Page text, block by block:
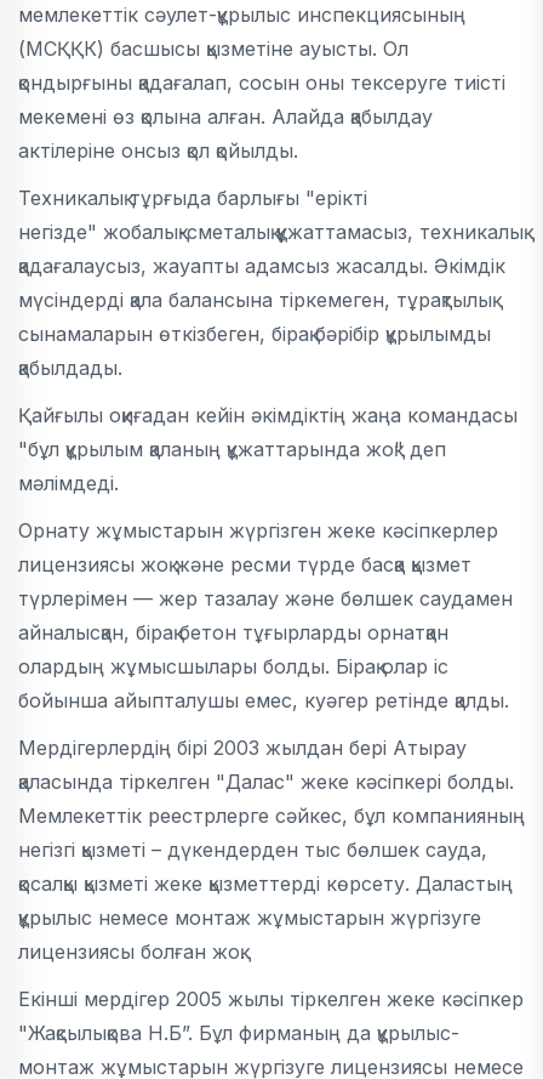
мемлекеттік сәулет-құрылыс инспекциясының
(МСҚҚК) басшысы қызметіне ауысты. Ол
қондырғыны қадағалап, сосын оны тексеруге тиісті
мекемені өз қолына алған. Алайда қабылдау
актілеріне онсыз қол қойылды.
Техникалық тұрғыда барлығы "ерікті
негізде" жобалық-сметалық құжаттамасыз, техникалық
қадағалаусыз, жауапты адамсыз жасалды. Әкімдік
мүсіндерді қала балансына тіркемеген, тұрақтылық
сынамаларын өткізбеген, бірақ бәрібір құрылымды
қабылдады.
Қайғылы оқиғадан кейін әкімдіктің жаңа командасы
"бұл құрылым қаланың құжаттарында жоқ" деп
мәлімдеді.
Орнату жұмыстарын жүргізген жеке кәсіпкерлер
лицензиясы жоқ және ресми түрде басқа қызмет
түрлерімен — жер тазалау және бөлшек саудамен
айналысқан, бірақ бетон тұғырларды орнатқан
олардың жұмысшылары болды. Бірақ олар іс
бойынша айыпталушы емес, куәгер ретінде қалды.
Мердігерлердің бірі 2003 жылдан бері Атырау
қаласында тіркелген "Далас" жеке кәсіпкері болды.
Мемлекеттік реестрлерге сәйкес, бұл компанияның
негізгі қызметі – дүкендерден тыс бөлшек сауда,
қосалқы қызметі жеке қызметтерді көрсету. Даластың
құрылыс немесе монтаж жұмыстарын жүргізуге
лицензиясы болған жоқ.
Екінші мердігер 2005 жылы тіркелген жеке кәсіпкер
"Жақсылықова Н.Б”. Бұл фирманың да құрылыс-
монтаж жұмыстарын жүргізуге лицензиясы немесе